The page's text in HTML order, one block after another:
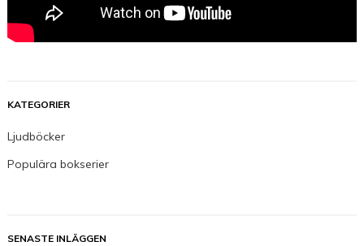
KATEGORIER
Ljudböcker
Populära bokserier
SENASTE INLÄGGEN